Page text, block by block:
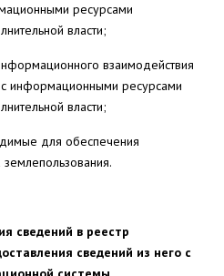
ресурсами
власти;
взаимодействия
информационными ресурсами
власти;
для обеспечения
сведений в реестр
сведений из него с